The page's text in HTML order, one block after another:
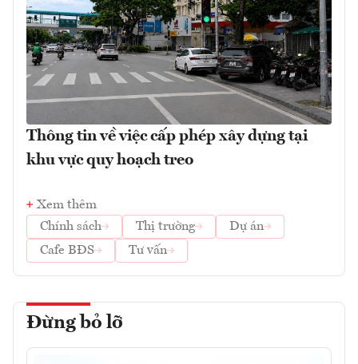
Thông tin về việc cấp phép xây dựng tại
khu vực quy hoạch treo
Xem thêm
Chính sách
Thị trường
Dự án
Cafe BĐS
Tư vấn
Đừng bỏ lỡ